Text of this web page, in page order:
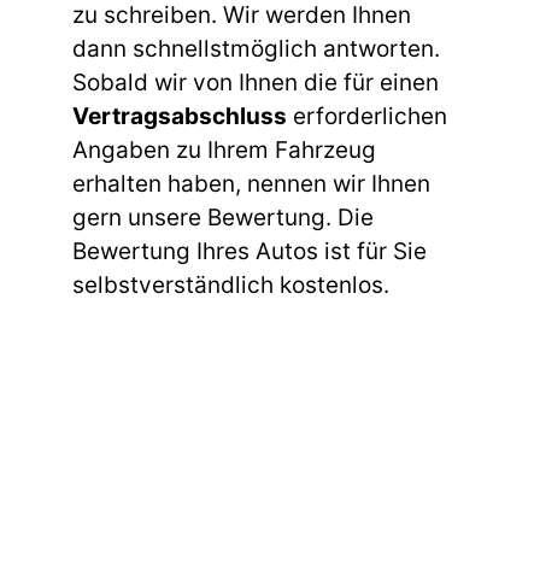
zu schreiben. Wir werden Ihnen
dann schnellstmöglich antworten.
Sobald wir von Ihnen die für einen
Vertragsabschluss erforderlichen
Angaben zu Ihrem Fahrzeug
erhalten haben, nennen wir Ihnen
gern unsere Bewertung. Die
Bewertung Ihres Autos ist für Sie
selbstverständlich kostenlos.